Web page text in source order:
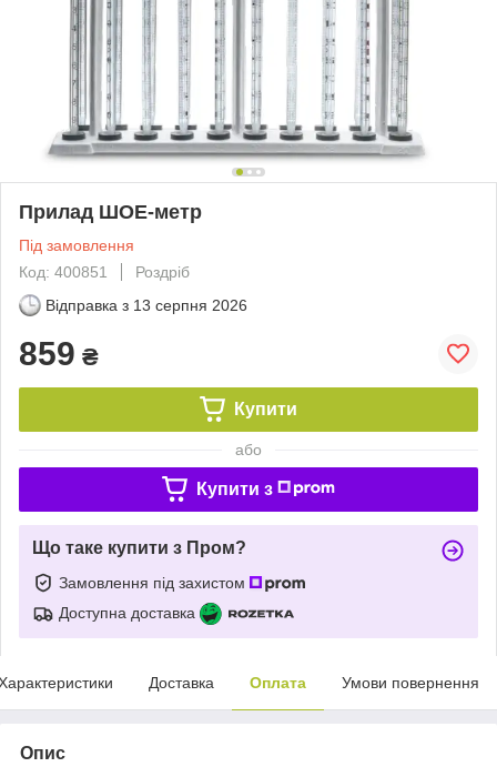
Прилад ШОЕ-метр
Під замовлення
Код: 400851
Роздріб
Відправка з 13 серпня 2026
859 ₴
Купити
або
Купити з
Що таке купити з Пром?
Замовлення під захистом
Доступна доставка
Доставка Оплата Умови повернення
Опис